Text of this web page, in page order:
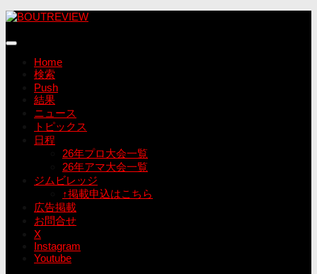
コ
テ
Home
検索
Push
結果
ニュース
トピックス
日程
26年プロ大会一覧
26年アマ大会一覧
ジムビレッジ
↑掲載申込はこちら
広告掲載
お問合せ
X
Instagram
Youtube